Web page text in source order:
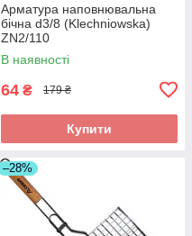
Арматура наповнювальна
бічна d3/8 (Klechniowska)
ZN2/110
В наявності
64 ₴ 179 ₴
Купити
–28%